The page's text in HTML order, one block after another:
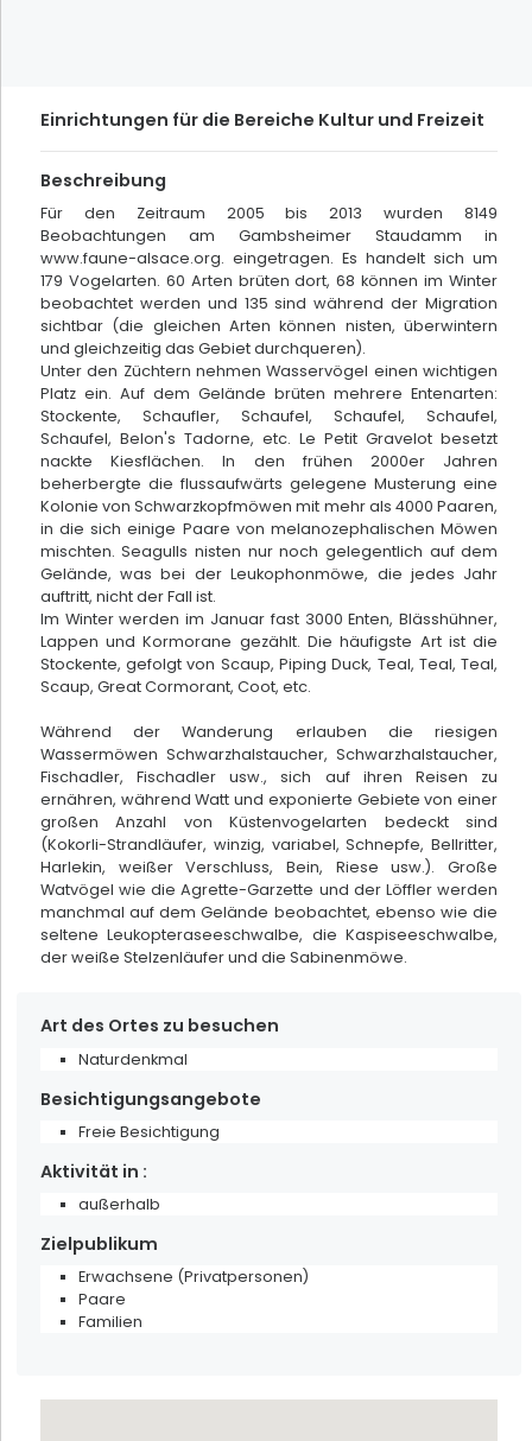
gefundene Ergebnisse 133
Töpferei Siegfried-Burger et Fils
Soufflenheim
Schuster Keramik
Einrichtungen für die Bereiche Kultur und Freizeit
Beschreibung
Für den Zeitraum 2005 bis 2013 wurden 8149
Beobachtungen am Gambsheimer Staudamm in
www.faune-alsace.org. eingetragen. Es handelt sich um
179 Vogelarten. 60 Arten brüten dort, 68 können im Winter
beobachtet werden und 135 sind während der Migration
sichtbar (die gleichen Arten können nisten, überwintern
und gleichzeitig das Gebiet durchqueren).
Unter den Züchtern nehmen Wasservögel einen wichtigen
Platz ein. Auf dem Gelände brüten mehrere Entenarten:
Stockente, Schaufler, Schaufel, Schaufel, Schaufel,
Schaufel, Belon's Tadorne, etc. Le Petit Gravelot besetzt
nackte Kiesflächen. In den frühen 2000er Jahren
beherbergte die flussaufwärts gelegene Musterung eine
Kolonie von Schwarzkopfmöwen mit mehr als 4000 Paaren,
in die sich einige Paare von melanozephalischen Möwen
mischten. Seagulls nisten nur noch gelegentlich auf dem
Gelände, was bei der Leukophonmöwe, die jedes Jahr
auftritt, nicht der Fall ist.
Im Winter werden im Januar fast 3000 Enten, Blässhühner,
Lappen und Kormorane gezählt. Die häufigste Art ist die
Stockente, gefolgt von Scaup, Piping Duck, Teal, Teal, Teal,
Scaup, Great Cormorant, Coot, etc.
Während der Wanderung erlauben die riesigen
Wassermöwen Schwarzhalstaucher, Schwarzhalstaucher,
Fischadler, Fischadler usw., sich auf ihren Reisen zu
ernähren, während Watt und exponierte Gebiete von einer
großen Anzahl von Küstenvogelarten bedeckt sind
(Kokorli-Strandläufer, winzig, variabel, Schnepfe, Bellritter,
Harlekin, weißer Verschluss, Bein, Riese usw.). Große
Watvögel wie die Agrette-Garzette und der Löffler werden
manchmal auf dem Gelände beobachtet, ebenso wie die
seltene Leukopteraseeschwalbe, die Kaspiseeschwalbe,
der weiße Stelzenläufer und die Sabinenmöwe.
Art des Ortes zu besuchen
Naturdenkmal
Besichtigungsangebote
Freie Besichtigung
Aktivität in :
außerhalb
Zielpublikum
Erwachsene (Privatpersonen)
Paare
Familien